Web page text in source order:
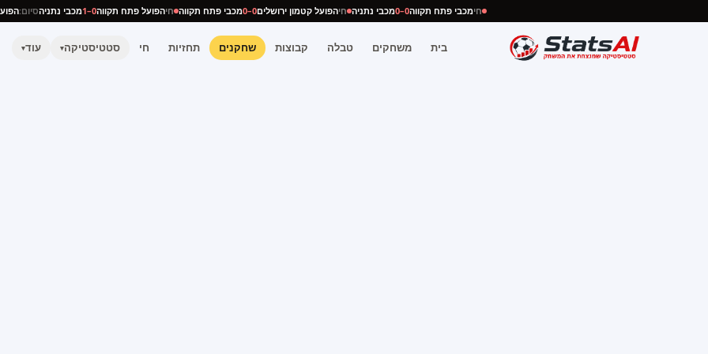
חימכבי פתח תקווה0–0 מכבי נתניה חיהפועל קטמון ירושלים0–0 מכבי פתח תקווה חיהפועל פתח תקווה0–1 מכבי נתניהסיום:
בית משחקים טבלה קבוצות שחקנים תחזיות חי סטטיסטיקה▾ עוד▾